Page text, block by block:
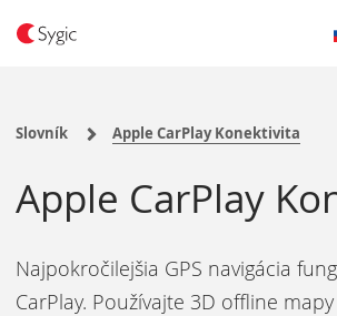
Slovník Apple CarPlay Konektivita
Apple CarPlay
Najpokročilejšia GPS navigácia
CarPlay. Používajte 3D offline